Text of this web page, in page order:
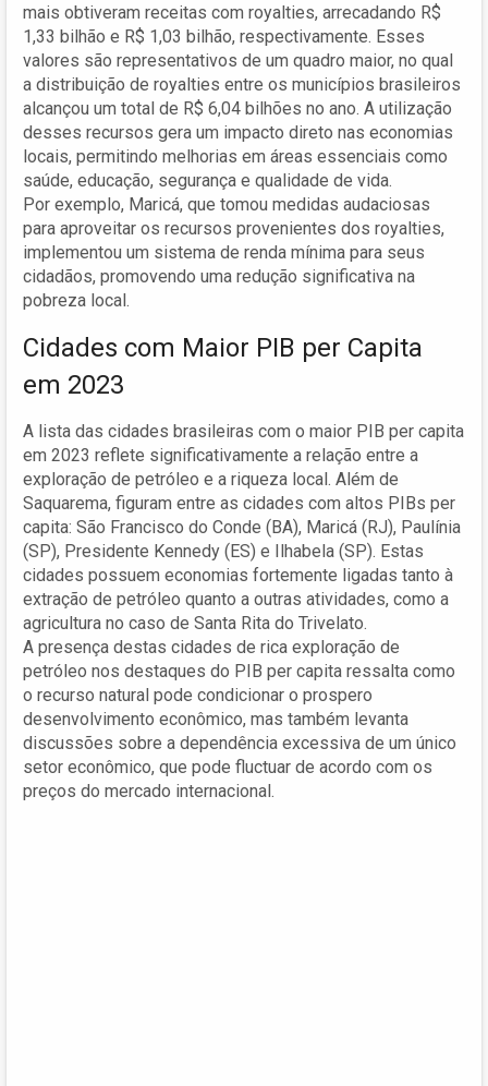
mais obtiveram receitas com royalties, arrecadando R$
1,33 bilhão e R$ 1,03 bilhão, respectivamente. Esses
valores são representativos de um quadro maior, no qual
a distribuição de royalties entre os municípios brasileiros
alcançou um total de R$ 6,04 bilhões no ano. A utilização
desses recursos gera um impacto direto nas economias
locais, permitindo melhorias em áreas essenciais como
saúde, educação, segurança e qualidade de vida.
Por exemplo, Maricá, que tomou medidas audaciosas
para aproveitar os recursos provenientes dos royalties,
implementou um sistema de renda mínima para seus
cidadãos, promovendo uma redução significativa na
pobreza local.
Cidades com Maior PIB per Capita
em 2023
A lista das cidades brasileiras com o maior PIB per capita
em 2023 reflete significativamente a relação entre a
exploração de petróleo e a riqueza local. Além de
Saquarema, figuram entre as cidades com altos PIBs per
capita: São Francisco do Conde (BA), Maricá (RJ), Paulínia
(SP), Presidente Kennedy (ES) e Ilhabela (SP). Estas
cidades possuem economias fortemente ligadas tanto à
extração de petróleo quanto a outras atividades, como a
agricultura no caso de Santa Rita do Trivelato.
A presença destas cidades de rica exploração de
petróleo nos destaques do PIB per capita ressalta como
o recurso natural pode condicionar o prospero
desenvolvimento econômico, mas também levanta
discussões sobre a dependência excessiva de um único
setor econômico, que pode fluctuar de acordo com os
preços do mercado internacional.